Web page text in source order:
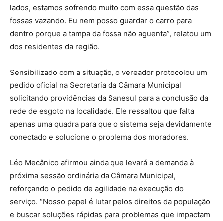
lados, estamos sofrendo muito com essa questão das
fossas vazando. Eu nem posso guardar o carro para
dentro porque a tampa da fossa não aguenta”, relatou um
dos residentes da região.
Sensibilizado com a situação, o vereador protocolou um
pedido oficial na Secretaria da Câmara Municipal
solicitando providências da Sanesul para a conclusão da
rede de esgoto na localidade. Ele ressaltou que falta
apenas uma quadra para que o sistema seja devidamente
conectado e solucione o problema dos moradores.
Léo Mecânico afirmou ainda que levará a demanda à
próxima sessão ordinária da Câmara Municipal,
reforçando o pedido de agilidade na execução do
serviço. “Nosso papel é lutar pelos direitos da população
e buscar soluções rápidas para problemas que impactam